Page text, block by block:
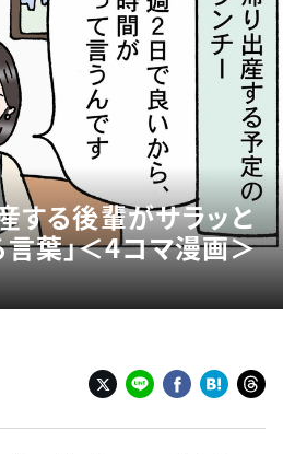
する後輩がサラッと
言葉」＜4コマ漫画＞